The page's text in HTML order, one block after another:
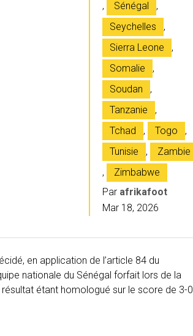
,
Sénégal
,
Seychelles
,
Sierra Leone
,
Somalie
,
Soudan
,
Tanzanie
,
Tchad
, Togo
,
Tunisie
,
Zambie
,
Zimbabwe
Par afrikafoot
Mar 18, 2026
en application de l’article 84 du
nationale du Sénégal forfait lors de la
étant homologué sur le score de 3-0